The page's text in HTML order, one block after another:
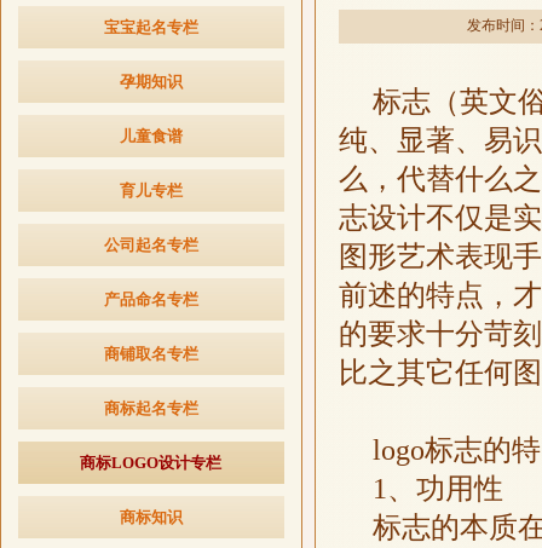
宝宝起名专栏
孕期知识
儿童食谱
育儿专栏
公司起名专栏
产品命名专栏
商铺取名专栏
商标起名专栏
商标LOGO设计专栏
商标知识
发布时间：
标志（英文
纯、显著、易
么，代替什么
志设计不仅是
图形艺术表现
前述的特点，
的要求十分苛
比之其它任何
logo标志的
1、功用性
标志的本质